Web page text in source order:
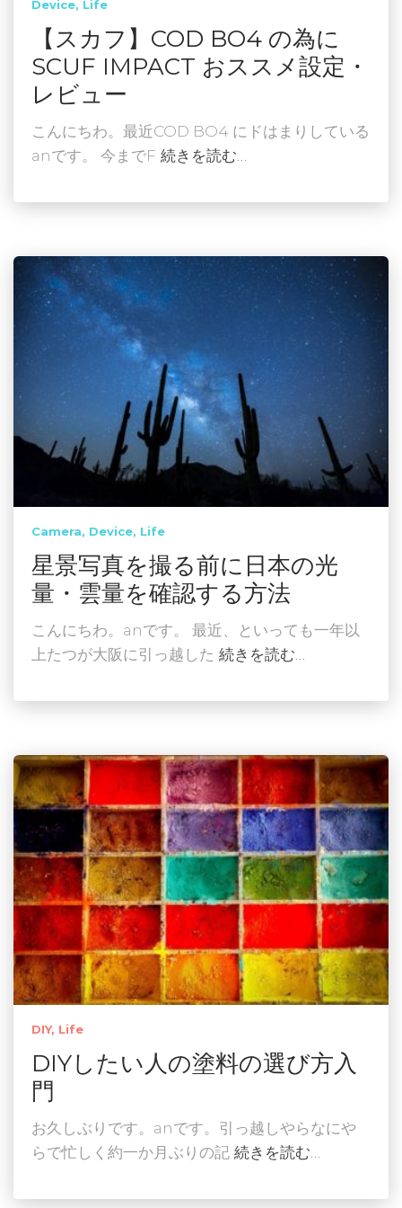
Device Life
【スカフ】COD BO4 の為に
SCUF IMPACT おススメ設定・
レビュー
こんにちわ。最近COD BO4 にドはまりしている
anです。 今までF 続きを読む…
Camera Device Life
星景写真を撮る前に日本の光
量・雲量を確認する方法
こんにちわ。anです。 最近、といっても一年以
上たつが大阪に引っ越した 続きを読む…
DIY Life
DIYしたい人の塗料の選び方入
門
お久しぶりです。anです。引っ越しやらなにや
らで忙しく約一か月ぶりの記 続きを読む…